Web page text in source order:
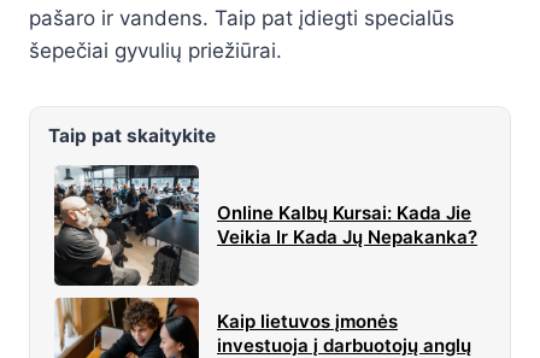
pašaro ir vandens. Taip pat įdiegti specialūs
šepečiai gyvulių priežiūrai.
Taip pat skaitykite
Online Kalbų Kursai: Kada Jie
Veikia Ir Kada Jų Nepakanka?
Kaip lietuvos įmonės
investuoja į darbuotojų anglų